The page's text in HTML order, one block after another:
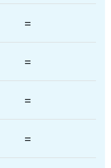
=
=
=
=